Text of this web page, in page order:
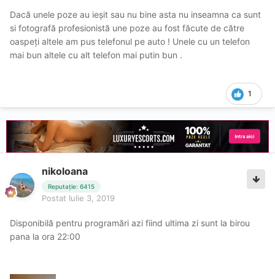
Dacă unele poze au ieșit sau nu bine asta nu inseamna ca sunt
si fotografă profesionistă une poze au fost făcute de către
oaspeți altele am pus telefonul pe auto ! Unele cu un telefon
mai bun altele cu alt telefon mai putin bun .
1
nikoloana
Reputație: 6415
Postat Iulie 3, 2019
Disponibilă pentru programări azi fiind ultima zi sunt la birou
pana la ora 22:00